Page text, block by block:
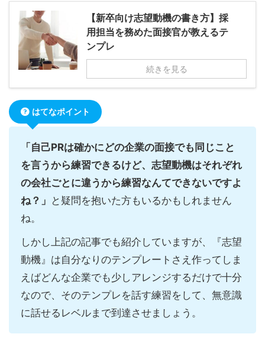
【新卒向け志望動機の書き方】採
用担当を務めた面接官が教えるテ
ンプレ
続きを見る
はてなポイント
「自己PRは確かにどの企業の面接でも同じこと
を言うから練習できるけど、志望動機はそれぞれ
の会社ごとに違うから練習なんてできないですよ
ね？」 と疑問を抱いた方もいるかもしれません
ね。
しかし上記の記事でも紹介していますが、『志望
動機』は自分なりのテンプレートさえ作ってしま
えばどんな企業でも少しアレンジするだけで十分
なので、そのテンプレを話す練習をして、無意識
に話せるレベルまで到達させましょう。